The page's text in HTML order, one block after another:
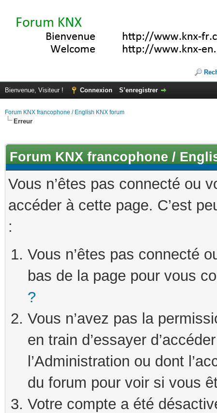
Bienvenue, Visiteur ! Connexion S’enregistrer
Forum KNX francophone / English KNX forum
Erreur
Forum KNX francophone /
Vous n’êtes pas connecté ou
accéder à cette page. C’est
:
Vous n’êtes pas connecté
bas de la page pour vous
?
Vous n’avez pas la
en train d’essayer
l’Administration ou dont
du forum pour voir si vous
Votre compte a été